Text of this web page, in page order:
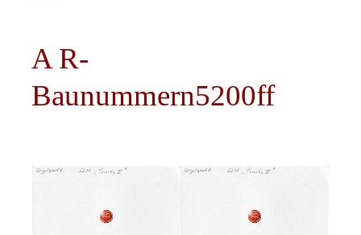
A R-
Baunummern5200ff